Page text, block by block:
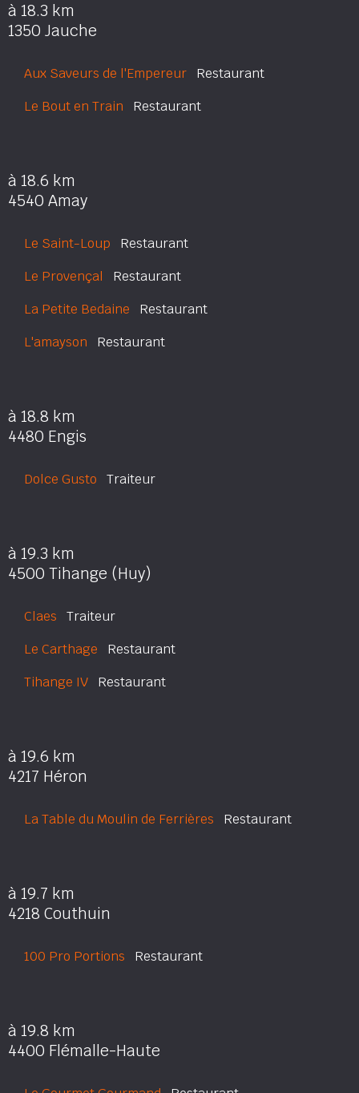
à 18.3 km
1350 Jauche
Aux Saveurs de l'Empereur Restaurant
Le Bout en Train Restaurant
à 18.6 km
4540 Amay
Le Saint-Loup Restaurant
Le Provençal Restaurant
La Petite Bedaine Restaurant
L'amayson Restaurant
à 18.8 km
4480 Engis
Dolce Gusto Traiteur
à 19.3 km
4500 Tihange (Huy)
Claes Traiteur
Le Carthage Restaurant
Tihange IV Restaurant
à 19.6 km
4217 Héron
La Table du Moulin de Ferrières Restaurant
à 19.7 km
4218 Couthuin
100 Pro Portions Restaurant
à 19.8 km
4400 Flémalle-Haute